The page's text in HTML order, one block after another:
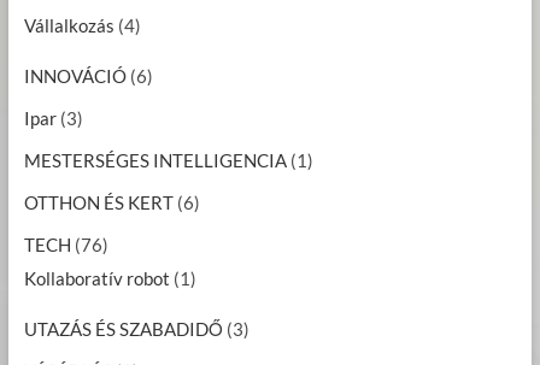
Vállalkozás (4)
INNOVÁCIÓ(6)
Ipar(3)
MESTERSÉGES INTELLIGENCIA(1)
OTTHON ÉS KERT(6)
TECH (76)
Kollaboratív robot (1)
UTAZÁS ÉS SZABADIDŐ (3)